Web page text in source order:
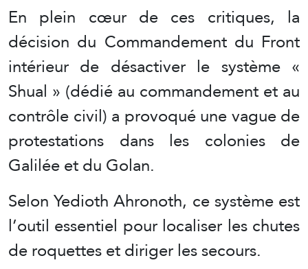
En plein cœur de ces critiques, la
décision du Commandement du Front
intérieur de désactiver le système «
Shual » (dédié au commandement et au
contrôle civil) a provoqué une vague de
protestations dans les colonies de
Galilée et du Golan.
Selon Yedioth Ahronoth, ce système est
l’outil essentiel pour localiser les chutes
de roquettes et diriger les secours.